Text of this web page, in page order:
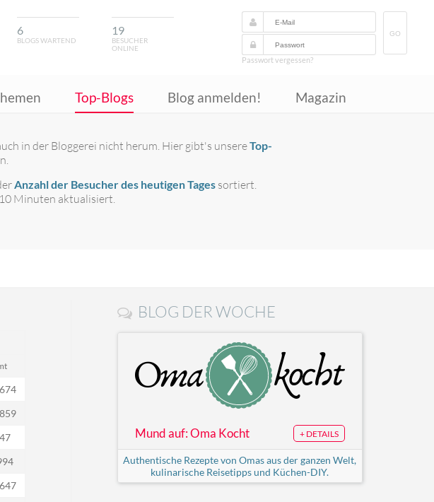
6
BLOGS WARTEND
19
BESUCHER
ONLINE
GO
Passwort vergessen?
Top-Blogs Blog anmelden! Magazin
in der Bloggerei nicht herum. Hier gibt's unsereTop-
Anzahl der Besucher des heutigen Tages sortiert.
Minuten aktualisiert.
BLOG DER WOCHE
Mund auf: Oma Kocht + DETAILS
Authentische Rezepte von Omas aus der ganzen Welt,
kulinarische Reisetipps und Küchen-DIY.